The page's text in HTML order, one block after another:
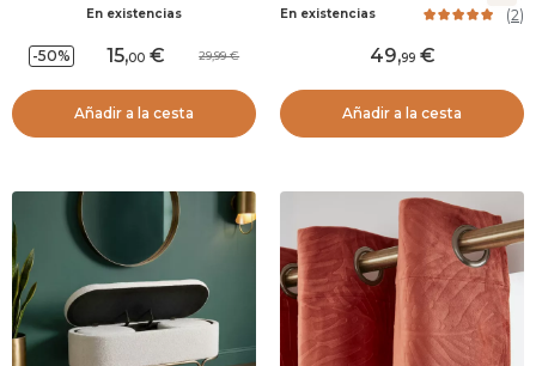
En existencias
-50% 15,00 29,99
Añadir a la cesta
En existencias (2)
49,99
Añadir a la cesta